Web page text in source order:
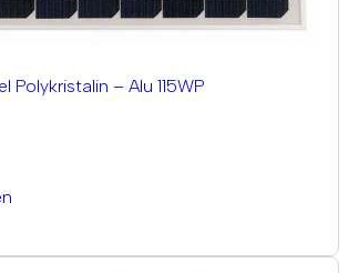
Polykristalin – Alu 115WP